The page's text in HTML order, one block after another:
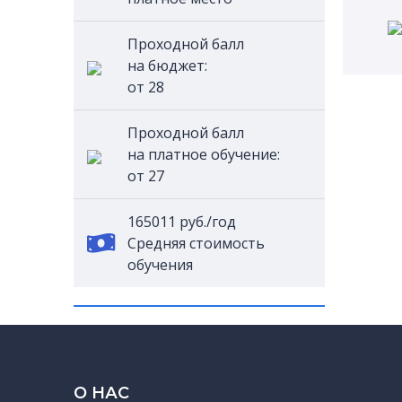
Проходной балл
на бюджет:
от 28
Проходной балл
на платное обучение:
от 27
165011 руб./год
Средняя стоимость
обучения
О НАС